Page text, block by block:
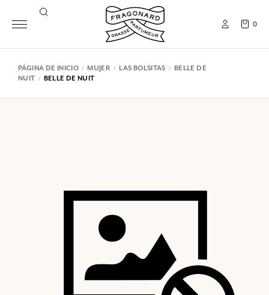
0
PÁGINA DE INICIO MUJER LAS BOLSITAS
BELLE DE
NUIT
BELLE DE NUIT